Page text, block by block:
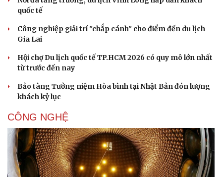
quốc tế
Công nghiệp giải trí "chắp cánh" cho điểm đến du lịch
Gia Lai
Hội chợ Du lịch quốc tế TP.HCM 2026 có quy mô lớn nhất
từ trước đến nay
Bảo tàng Tưởng niệm Hòa bình tại Nhật Bản đón lượng
khách kỷ lục
CÔNG NGHỆ